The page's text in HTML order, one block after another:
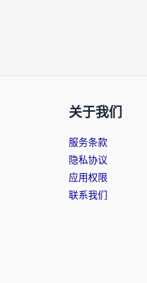
关于我们
服务条款
隐私协议
应用权限
联系我们